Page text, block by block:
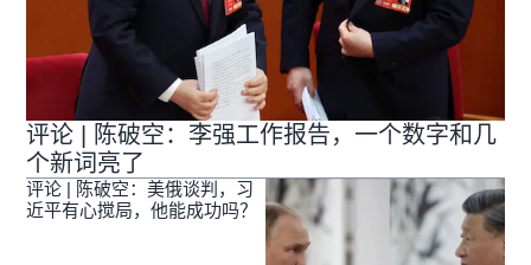
评论 | 陈破空：李强工作报告，一个数字和几
个新词亮了
评论 | 陈破空：美俄谈判，习
近平有心搅局，他能成功吗？